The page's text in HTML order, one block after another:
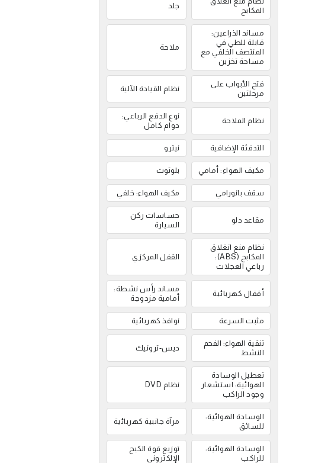
المكابح
جلد
مساند الذراعين:
قابلة للطي في
المنتصف الخلفي مع
مساحة تخزين
ملاحة
فتح الأبواب على
مرحلتين
نظام القيادة الآلية
نظام الملاحة
نوع الدفع الرباعي:
دوام كامل
التدفئة الإضافية نيترو
مكيف الهواء: أمامي بلوتوث
سقف بانورامي مكيف الهواء: خلفي
مقاعد دلو
حساسات ركن
السيارة
نظام منع انغلاق
المكابح (ABS):
رباعي العجلات
القفل المركزي
أقفال كهربائية
مساند رأس نشطة:
أمامية مزدوجة
مثبت السرعة نوافذ كهربائية
تنقية الهواء: الفحم
النشط
ديس-ترونيك
تعطيل الوسادة
الهوائية: استشعار
وجود الراكب
نظام DVD
الوسادة الهوائية:
للسائق
مرآة جانبية كهربائية
الوسادة الهوائية:
للراكب
توزيع قوة الكبح
الإلكتروني